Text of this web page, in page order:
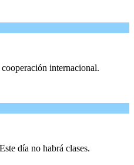
internacional.
día no habrá clases.